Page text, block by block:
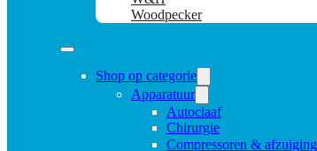
Woodpecker
Shop op categorie
Apparatuur
Autoclaaf
Chirurgie
Compressoren & afzuiging